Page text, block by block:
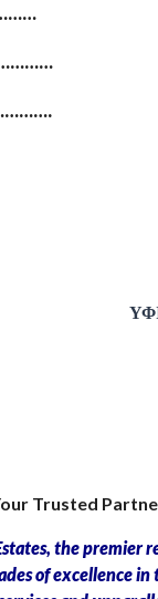
Trusted
the premier
of excellence